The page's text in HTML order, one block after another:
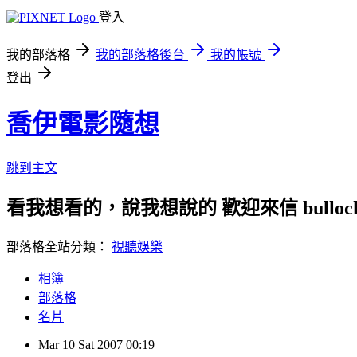
登入
我的部落格 我的部落格後台
我的帳號
登出
喬伊電影隨想
跳到主文
看我想看的，說我想說的 歡迎來信
部落格全站分類： 視聽娛樂
相簿
部落格
名片
Mar 10 Sat 2007 00:19